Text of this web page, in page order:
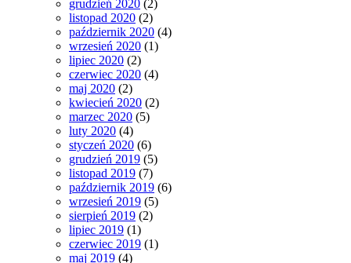
grudzień 2020 (2)
listopad 2020 (2)
październik 2020 (4)
wrzesień 2020 (1)
lipiec 2020 (2)
czerwiec 2020 (4)
maj 2020 (2)
kwiecień 2020 (2)
marzec 2020 (5)
luty 2020 (4)
styczeń 2020 (6)
grudzień 2019 (5)
listopad 2019 (7)
październik 2019 (6)
wrzesień 2019 (5)
sierpień 2019 (2)
lipiec 2019 (1)
czerwiec 2019 (1)
maj 2019 (4)